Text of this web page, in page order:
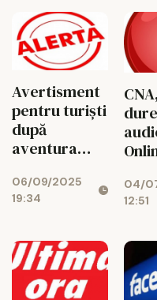
Avertisment
pentru turiști
după
aventura
Serbia. „Totul
a fost o
atent
planificată”
06/09/2025
19:34
04/
12:51